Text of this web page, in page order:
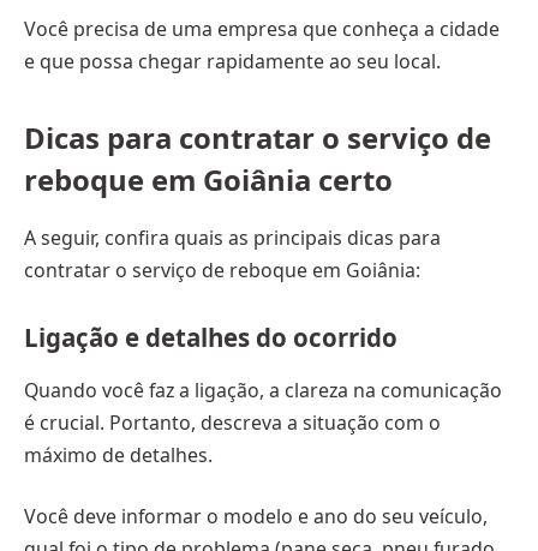
Você precisa de uma empresa que conheça a cidade
e que possa chegar rapidamente ao seu local.
Dicas para contratar o serviço de
reboque em Goiânia certo
A seguir, confira quais as principais dicas para
contratar o serviço de reboque em Goiânia:
Ligação e detalhes do ocorrido
Quando você faz a ligação, a clareza na comunicação
é crucial. Portanto, descreva a situação com o
máximo de detalhes.
Você deve informar o modelo e ano do seu veículo,